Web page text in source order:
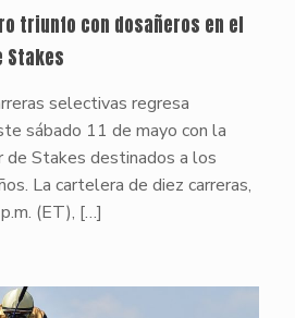
triunfo con dosañeros en el
Stakes
selectivas regresa
sábado 11 de mayo con la
de Stakes destinados a los
La cartelera de diez carreras,
(ET), […]